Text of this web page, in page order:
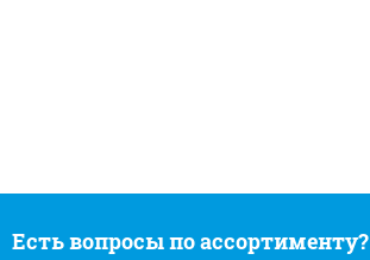
Есть вопросы по ассортименту?